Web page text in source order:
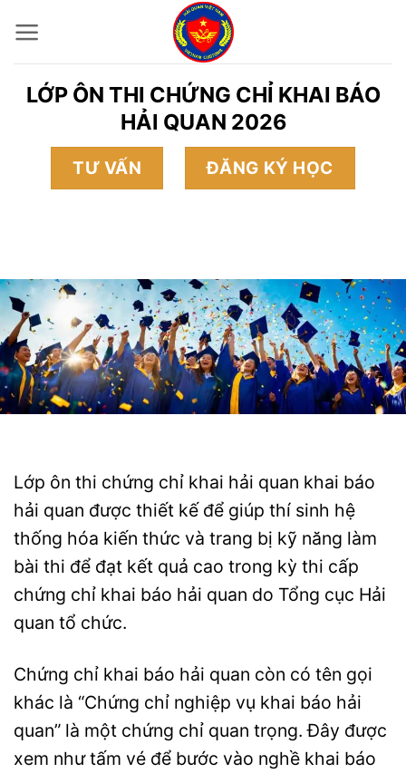
qua
nội
dungLỚP ÔN THI CHỨNG CHỈ KHAI BÁO
HẢI QUAN 2026
TƯ VẤN ĐĂNG KÝ HỌC
Lớp ôn thi chứng chỉ khai hải quan khai báo
hải quan được thiết kế để giúp thí sinh hệ
thống hóa kiến thức và trang bị kỹ năng làm
bài thi để đạt kết quả cao trong kỳ thi cấp
chứng chỉ khai báo hải quan do Tổng cục Hải
quan tổ chức.
Chứng chỉ khai báo hải quan còn có tên gọi
khác là “Chứng chỉ nghiệp vụ khai báo hải
quan” là một chứng chỉ quan trọng. Đây được
xem như tấm vé để bước vào nghề khai báo